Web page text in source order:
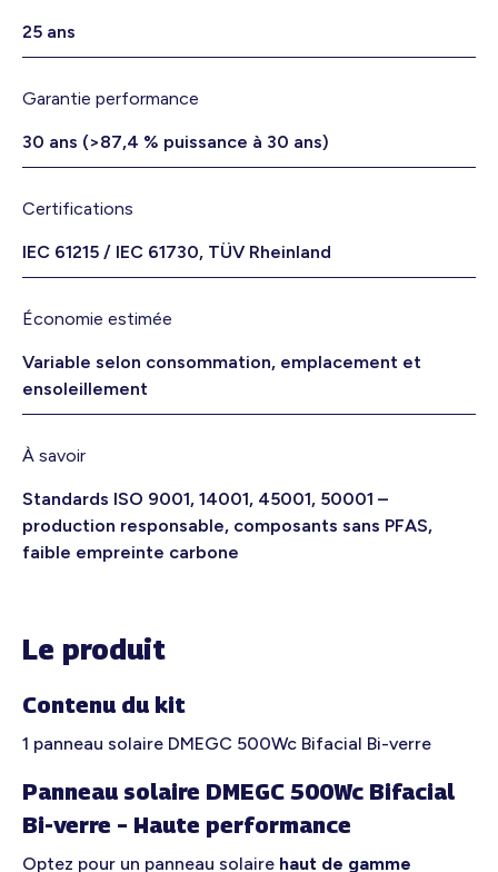
25 ans
Garantie performance
30 ans (>87,4 % puissance à 30 ans)
Certifications
IEC 61215 / IEC 61730, TÜV Rheinland
Économie estimée
Variable selon consommation, emplacement et
ensoleillement
À savoir
Standards ISO 9001, 14001, 45001, 50001 –
production responsable, composants sans PFAS,
faible empreinte carbone
Le produit
Contenu du kit
1 panneau solaire DMEGC 500Wc Bifacial Bi-verre
Panneau solaire DMEGC 500Wc Bifacial
Bi-verre – Haute performance
Optez pour un panneau solaire haut de gamme